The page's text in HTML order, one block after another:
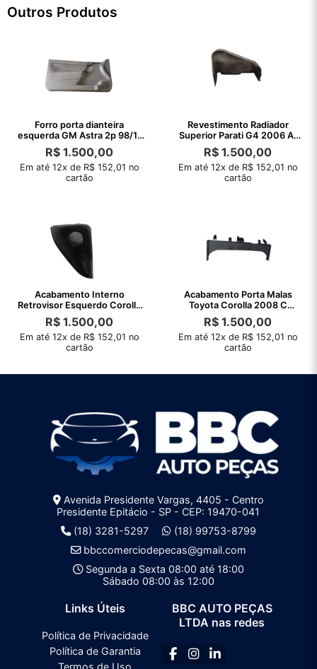
Outros Produtos
Forro porta dianteira
esquerda GM Astra 2p 98/11
C/detalhes
R$ 1.500,00
Em até 12x de R$ 152,01 no
cartão
Revestimento Radiador
Superior Parati G4 2006 A.
2002
R$ 1.500,00
Em até 12x de R$ 152,01 no
cartão
Acabamento Interno
Retrovisor Esquerdo Corolla
2003 A 2008
R$ 1.500,00
Em até 12x de R$ 152,01 no
cartão
Acabamento Porta Malas
Toyota Corolla 2008 C
Detalhe
R$ 1.500,00
Em até 12x de R$ 152,01 no
cartão
Avenida Presidente Vargas, 4405 - Centro
Presidente Epitácio - SP - CEP: 19470-041
(18) 3281-5297
(18) 99753-8799
bbccomerciodepecas@gmail.com
Segunda a Sexta 08:00 até 18:00
Sábado 08:00 às 12:00
Links Úteis
Política de Privacidade
Política de Garantia
BBC AUTO PEÇAS
LTDA nas redes